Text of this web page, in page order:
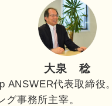
大泉 稔
ANSWER代表取締役
グ事務所主宰。